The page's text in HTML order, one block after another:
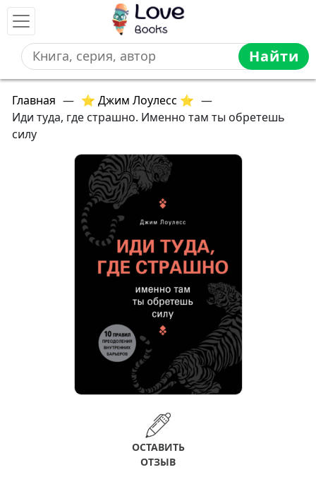
Найти
Главная — ⭐ Джим Лоулесс ⭐ —
Иди туда, где страшно. Именно там ты обретешь
силу
ОСТАВИТЬ
ОТЗЫВ